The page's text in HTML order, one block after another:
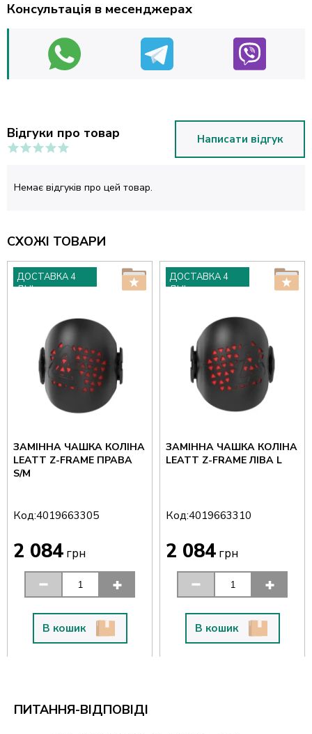
Консультація в месенджерах
Відгуки про товар Написати відгук
Немає відгуків про цей товар.
СХОЖІ ТОВАРИ
ДОСТАВКА 4
ДНІ
ЗАМІННА ЧАШКА КОЛІНА
LEATT Z-FRAME ПРАВА
S/M
Код:4019663305
2 084 грн
В кошик
ДОСТАВКА 4
ДНІ
ЗАМІННА ЧАШКА КОЛІНА
LEATT Z-FRAME ЛІВА L
Код:4019663310
2 084 грн
В кошик
ПИТАННЯ-ВІДПОВІДІ